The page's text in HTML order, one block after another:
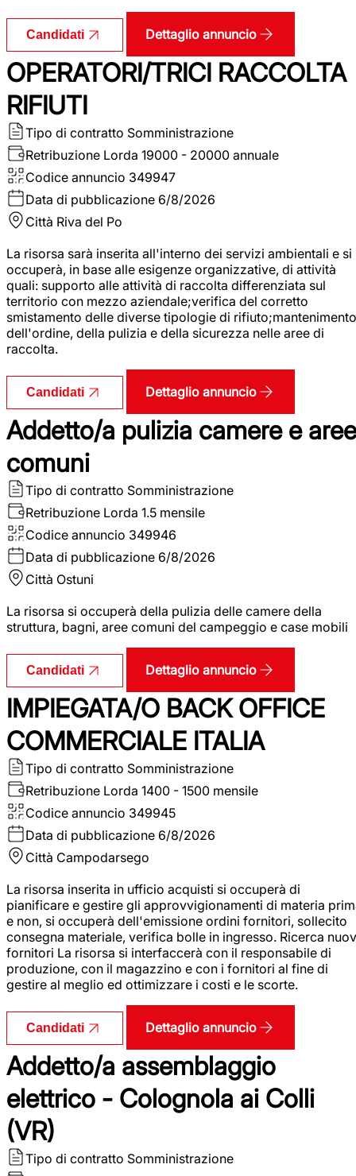
Candidati Dettaglio annuncio
OPERATORI/TRICI RACCOLTA
RIFIUTI
Tipo di contratto Somministrazione
Retribuzione Lorda 19000 - 20000 annuale
Codice annuncio 349947
Data di pubblicazione 6/8/2026
Città Riva del Po
La risorsa sarà inserita all'interno dei servizi ambientali e si
occuperà, in base alle esigenze organizzative, di attività
quali: supporto alle attività di raccolta differenziata sul
territorio con mezzo aziendale;verifica del corretto
smistamento delle diverse tipologie di rifiuto;mantenimento
dell'ordine, della pulizia e della sicurezza nelle aree di
raccolta.
Candidati Dettaglio annuncio
Addetto/a pulizia camere e aree
comuni
Tipo di contratto Somministrazione
Retribuzione Lorda 1.5 mensile
Codice annuncio 349946
Data di pubblicazione 6/8/2026
Città Ostuni
La risorsa si occuperà della pulizia delle camere della
struttura, bagni, aree comuni del campeggio e case mobili
Candidati Dettaglio annuncio
IMPIEGATA/O BACK OFFICE
COMMERCIALE ITALIA
Tipo di contratto Somministrazione
Retribuzione Lorda 1400 - 1500 mensile
Codice annuncio 349945
Data di pubblicazione 6/8/2026
Città Campodarsego
La risorsa inserita in ufficio acquisti si occuperà di
pianificare e gestire gli approvvigionamenti di materia
e non, si occuperà dell'emissione ordini fornitori, sollecito
consegna materiale, verifica bolle in ingresso. Ricerca
fornitori La risorsa si interfaccerà con il responsabile di
produzione, con il magazzino e con i fornitori al fine di
gestire al meglio ed ottimizzare i costi e le scorte.
Candidati Dettaglio annuncio
Addetto/a assemblaggio
elettrico - Colognola ai Colli
(VR)
Tipo di contratto Somministrazione